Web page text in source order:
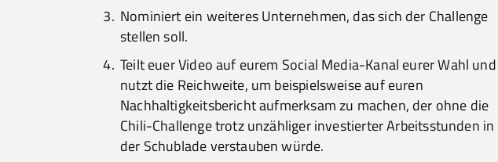
Nominiert ein weiteres Unternehmen, das sich der Challenge
stellen soll.
Teilt euer Video auf eurem Social Media-Kanal eurer Wahl und
nutzt die Reichweite, um beispielsweise auf euren
Nachhaltigkeitsbericht aufmerksam zu machen, der ohne die
Chili-Challenge trotz unzähliger investierter Arbeitsstunden in
der Schublade verstauben würde.